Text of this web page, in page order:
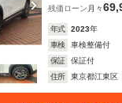
残価ローン 月々
年式 2023年
車検
車検整備付
保証
保証付
住所
東京都江東区